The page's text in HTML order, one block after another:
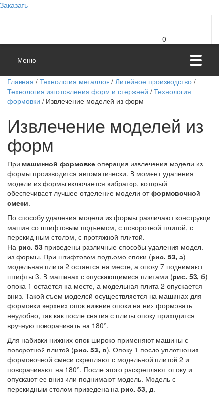
Заказать
0
Меню
Главная / Технология металлов / Литейное производство /
Технология изготовления форм и стержней / Технология
формовки / Извлечение моделей из форм
Извлечение моделей из
форм
При машинной формовке операция извлечения модели из
формы производится автоматически. В момент удаления
модели из формы включается вибратор, который
обеспечивает лучшее отделение модели отформовочной
смеси.
По способу удаления модели из формы различают конструкци
машин со штифтовым подъемом, с поворотной плитой, с
перекид ным столом, с протяжной плитой.
На рис. 53 приведены различные способы удаления модел.
из формы. При штифтовом подъеме опоки (рис. 53, а)
модельная плита 2 остается на месте, а опоку 7 поднимают
штифты 3. В машинах с опускающимися плитами (рис. 53, б)
опока 1 остается на месте, а модельная плита 2 опускается
вниз. Такой съем моделей осуществляется на машинах для
формовки верхних опок нижние опоки на них формовать
неудобно, так как после снятия с плиты опоку приходится
вручную поворачивать на 180°.
Для набивки нижних опок широко применяют машины с
поворотной плитой (рис. 53, в). Опоку 1 после уплотнения
формовочной смеси скрепляют с модельной плитой 2 и
поворачивают на 180°. После этого раскрепляют опоку и
опускают ее вниз или поднимают модель. Модель с
перекидным столом приведена на рис. 53, д.